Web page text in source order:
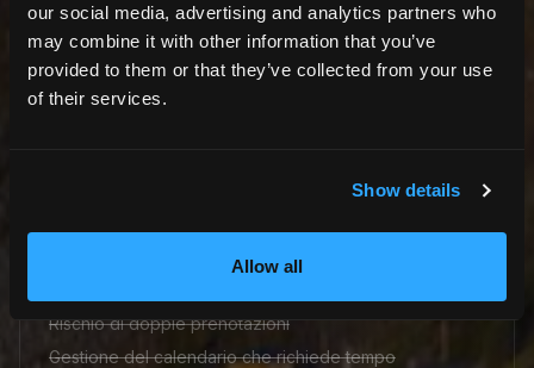
our social media, advertising and analytics partners who
may combine it with other information that you’ve
provided to them or that they’ve collected from your use
of their services.
Show details
Allow all
Auto-recupero in tempo reale + istantaneo su
richiesta
Prenotazioni dirette bloccate immediatamente
Rischio di doppie prenotazioni
Gestione del calendario che richiede tempo